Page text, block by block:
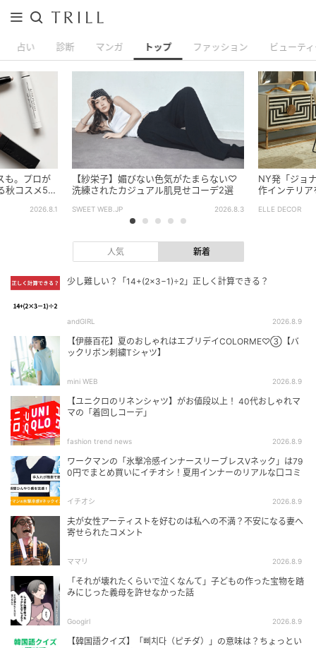
占い 診断 マンガ トップ ファッション ビューテ
も。プロが
秋コスメ5選
2026.8.1
【紗栄子】媚びない色気がたまらない♡
洗練されたカジュアル肌見せコーデ2選
SWEET WEB.JP 2026.8.3
NY発「ジョ
作インテリア
ELLE DECOR
人気 新着
少し難しい？「14+(2×3−1)÷2」正しく計算できる？
andGIRL 2026.8.9
【伊藤百花】夏のおしゃれはエブリデイCOLORME♡③【バ
ックリボン刺繍Tシャツ】
mini WEB 2026.8.9
【ユニクロのリネンシャツ】がお値段以上！ 40代おしゃれマ
マの「着回しコーデ」
fashion trend news 2026.8.9
ワークマンの「氷撃冷感インナースリーブレスVネック」は79
0円でまとめ買いにイチオシ！夏用インナーのリアルな口コミ
イチオシ 2026.8.9
夫が女性アーティストを好むのは私への不満？不安になる妻へ
寄せられたコメント
ママリ 2026.8.9
「それが壊れたくらいで泣くなんて」子どもの作った宝物を踏
みにじった義母を許せなかった話
Googirl 2026.8.9
【韓国語クイズ】「삐치다（ピチダ）」の意味は？ちょっとい